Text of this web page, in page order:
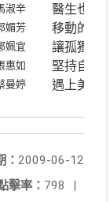
淑辛
醫生也醫
媚芳
移動的學
姵宜
讓孤獨和
惠如
堅持自我
曼婷 遇上美人
： 2009-06-12
擊率： 798 |